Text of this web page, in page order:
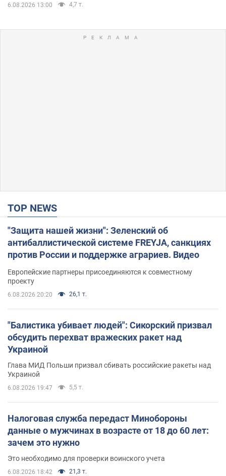
6.08.2026 13:00 4,7 т.
TOP NEWS
"Защита нашей жизни": Зеленский об
антибаллистической системе FREYJA, санкциях
против России и поддержке аграриев. Видео
Европейские партнеры присоединяются к совместному
проекту
6.08.2026 20:20 26,1 т.
"Балистика убивает людей": Сикорский призвал
обсудить перехват вражеских ракет над
Украиной
Глава МИД Польши призвал сбивать российские ракеты над
Украиной
6.08.2026 19:47 5,5 т.
Налоговая служба передаст Минобороны
данные о мужчинах в возрасте от 18 до 60 лет:
зачем это нужно
Это необходимо для проверки воинского учета
6.08.2026 18:42 21,3 т.